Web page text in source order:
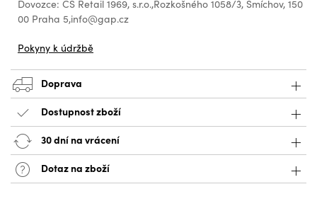
Dovozce: CS Retail 1969, s.r.o.,Rozkošného 1058/3, Smíchov, 150
00 Praha 5,info@gap.cz
Pokyny k údržbě
Doprava
Dostupnost zboží
30 dní na vrácení
Dotaz na zboží